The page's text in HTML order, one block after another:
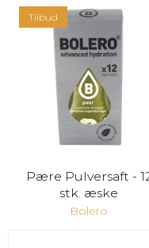
Tilbud
Pære Pulversaft -
stk. æske
Bolero